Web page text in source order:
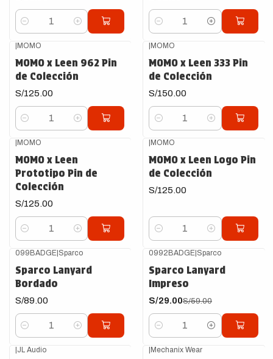
Cantidad Cantidad
MOMO
MOMO x Leen 962 Pin
de Colección
S/125.00
Cantidad
MOMO
MOMO x Leen 333 Pin
de Colección
S/150.00
Cantidad
MOMO
MOMO x Leen
Prototipo Pin de
Colección
S/125.00
Cantidad
MOMO
MOMO x Leen Logo Pin
de Colección
S/125.00
Cantidad
099BADGE| Sparco
Sparco Lanyard
Bordado
S/89.00
Cantidad
0992BADGE Sparco
Sparco Lanyard
Impreso
S/29.00S/59.00
Cantidad
JL Audio Mechanix Wear